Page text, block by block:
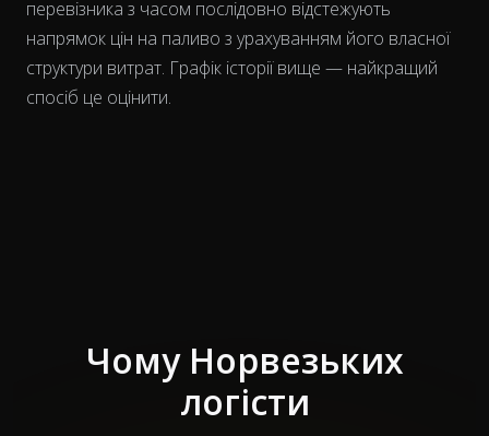
перевізника з часом послідовно відстежують
напрямок цін на паливо з урахуванням його власної
структури витрат. Графік історії вище — найкращий
спосіб це оцінити.
Чому Норвезьких
логісти